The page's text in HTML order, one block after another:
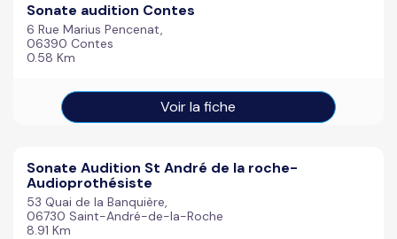
Sonate audition Contes
6 Rue Marius Pencenat,
06390 Contes
0.58 Km
Voir la fiche
Sonate Audition St André de la roche-
Audioprothésiste
53 Quai de la Banquière,
06730 Saint-André-de-la-Roche
8.91 Km